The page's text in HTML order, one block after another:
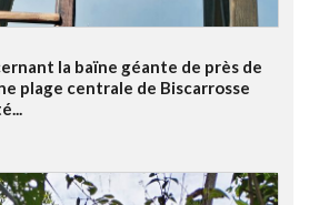
la baïne géante de près de
plage centrale de Biscarrosse